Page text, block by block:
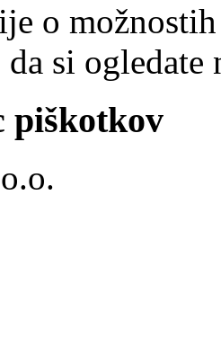
o
si ogledate
piškotkov